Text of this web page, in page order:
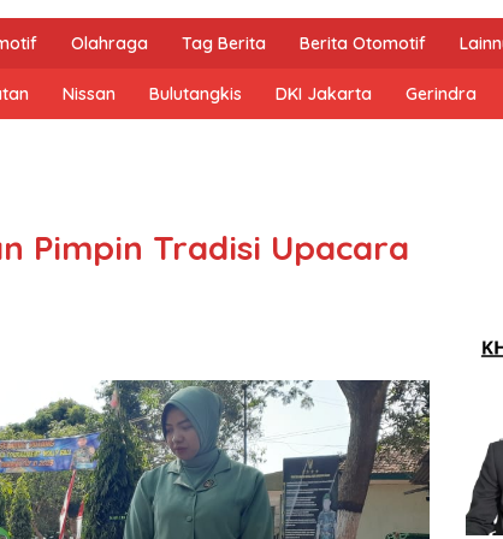
Olahraga Tag Berita Berita Otomotif
Nissan Bulutangkis DKI Jakarta Gerindra
Pimpin Tradisi Upacara